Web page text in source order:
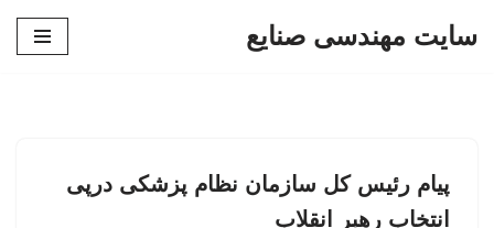
سایت مهندسی صنایع
پیام رئیس کل سازمان نظام پزشکی درپی
انتخاب رهبر انقلاب